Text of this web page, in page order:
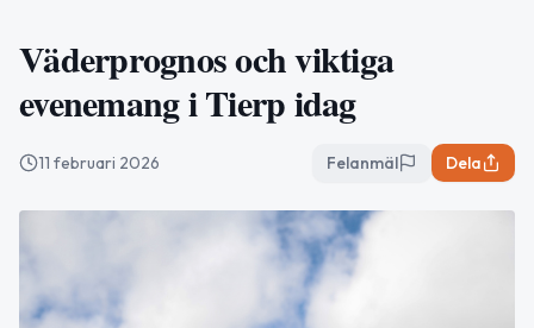
Väderprognos och viktiga
evenemang i Tierp idag
11 februari 2026 Felanmäl Dela